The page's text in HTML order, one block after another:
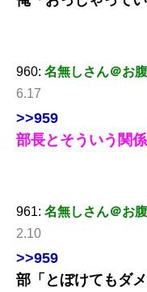
960: 名無しさん＠お
6.17
>>959
部長とそういう関
961: 名無しさん＠お
2.10
>>959
部「とぼけてもダ